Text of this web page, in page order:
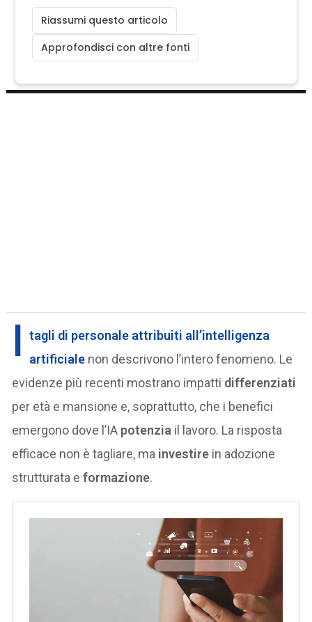
Riassumi questo articolo
Approfondisci con altre fonti
I tagli di personale attribuiti all’intelligenza
artificiale non descrivono l’intero fenomeno. Le
evidenze più recenti mostrano impatti differenziati
per età e mansione e, soprattutto, che i benefici
emergono dove l’IA potenzia il lavoro. La risposta
efficace non è tagliare, ma investire in adozione
strutturata eformazione.